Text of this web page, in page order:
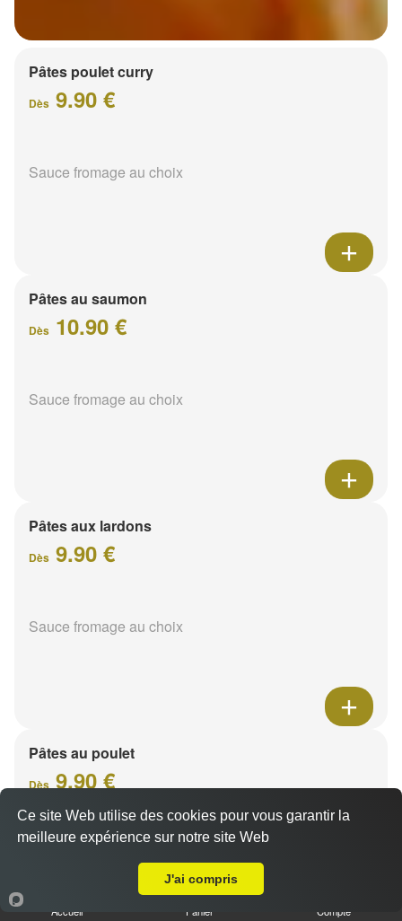
Pâtes poulet curry
Dès 9.90 €
Sauce fromage au choix
Pâtes au saumon
Dès 10.90 €
Sauce fromage au choix
Pâtes aux lardons
Dès 9.90 €
Sauce fromage au choix
Pâtes au poulet
Dès 9.90 €
Accueil Panier Compte
Ce site Web utilise des cookies pour vous garantir la
meilleure expérience sur notre site Web
J'ai compris